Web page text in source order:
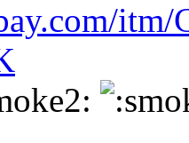
itm/